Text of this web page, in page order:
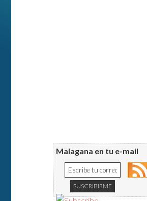
Malagana en tu e-mail